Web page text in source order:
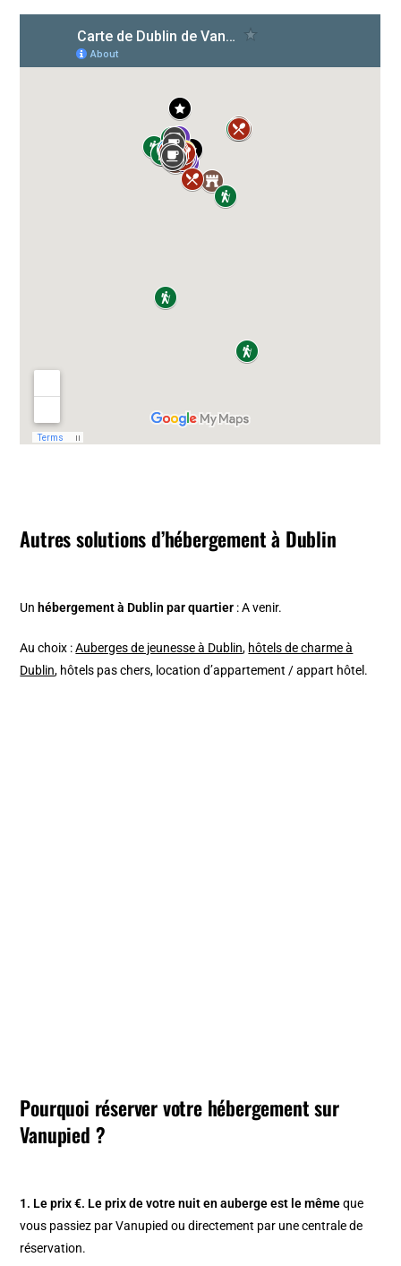
Autres solutions d’hébergement à Dublin
Un hébergement à Dublin par quartier : A venir.
Au choix :Auberges de jeunesse à Dublin, hôtels de charme à
Dublin, hôtels pas chers, location d’appartement / appart hôtel.
Pourquoi réserver votre hébergement sur
Vanupied ?
1. Le prix €. Le prix de votre nuit en auberge est le mêmeque
vous passiez par Vanupied ou directement par une centrale de
réservation.